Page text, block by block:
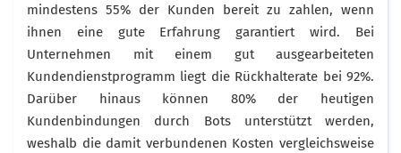
mindestens 55% der Kunden bereit zu zahlen, wenn
ihnen eine gute Erfahrung garantiert wird. Bei
Unternehmen mit einem gut ausgearbeiteten
Kundendienstprogramm liegt die Rückhalterate bei 92%.
Darüber hinaus können 80% der heutigen
Kundenbindungen durch Bots unterstützt werden,
weshalb die damit verbundenen Kosten vergleichsweise